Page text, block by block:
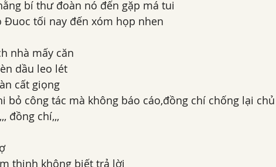
bí thư đoàn nó đến gặp má tui
Đuoc tối nay đến xóm họp nhen
nhà mấy căn
dầu leo lét
cất giọng
bỏ công tác mà không báo cáo,đồng chí chống lại
đồng chí,,,
thinh không biết trả lời